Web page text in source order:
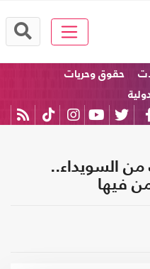
حقوق وحريات
من السويداء..
فيها